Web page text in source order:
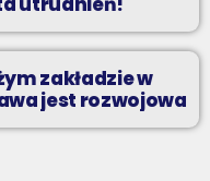
zakładzie w
jest rozwojowa